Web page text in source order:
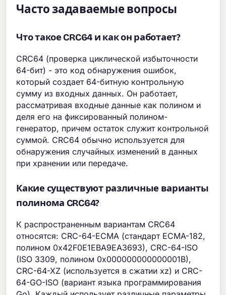
Часто задаваемые вопросы
Что такое CRC64 и как он работает?
CRC64 (проверка циклической избыточности
64-бит) - это код обнаружения ошибок,
который создает 64-битную контрольную
сумму из входных данных. Он работает,
рассматривая входные данные как полином и
деля его на фиксированный полином-
генератор, причем остаток служит контрольной
суммой. CRC64 обычно используется для
обнаружения случайных изменений в данных
при хранении или передаче.
Какие существуют различные варианты
полинома CRC64?
К распространенным вариантам CRC64
относятся: CRC-64-ECMA (стандарт ECMA-182,
полином 0x42F0E1EBA9EA3693), CRC-64-ISO
(ISO 3309, полином 0x000000000000001B),
CRC-64-XZ (используется в сжатии xz) и CRC-
64-GO-ISO (вариант языка программирования